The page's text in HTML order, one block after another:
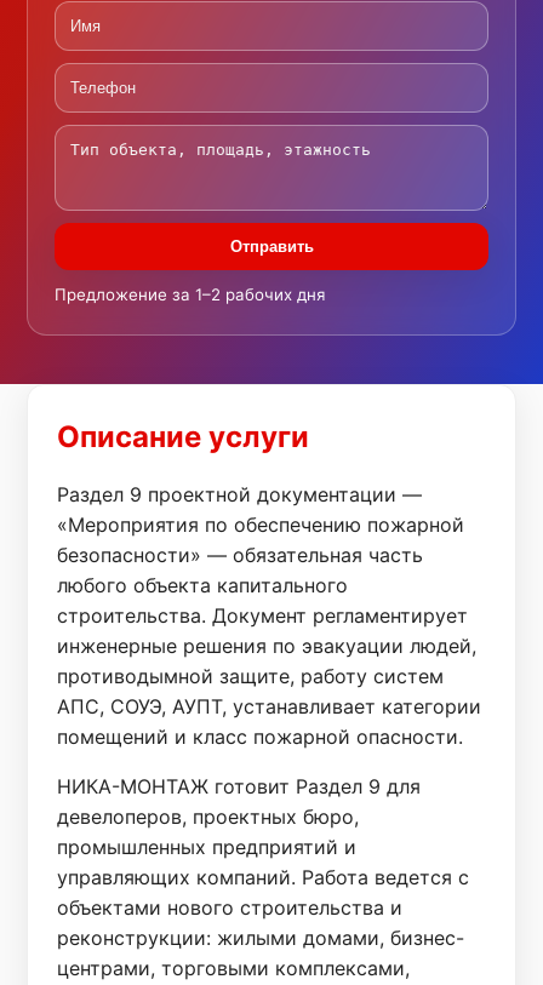
Отправить
Предложение за 1–2 рабочих дня
Описание услуги
Раздел 9 проектной документации —
«Мероприятия по обеспечению пожарной
безопасности» — обязательная часть
любого объекта капитального
строительства. Документ регламентирует
инженерные решения по эвакуации людей,
противодымной защите, работу систем
АПС, СОУЭ, АУПТ, устанавливает категории
помещений и класс пожарной опасности.
НИКА-МОНТАЖ готовит Раздел 9 для
девелоперов, проектных бюро,
промышленных предприятий и
управляющих компаний. Работа ведется с
объектами нового строительства и
реконструкции: жилыми домами, бизнес-
центрами, торговыми комплексами,